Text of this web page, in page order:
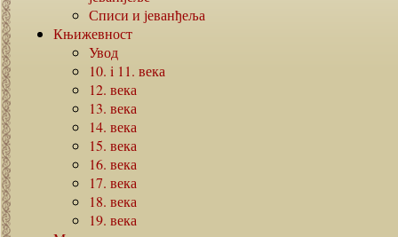
Списи и јеванђеља
Књижевност
Увод
10. i 11. века
12. века
13. века
14. века
15. века
16. века
17. века
18. века
19. века